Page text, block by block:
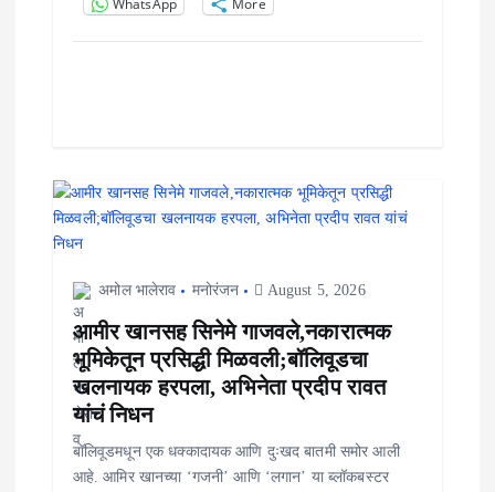
अमोल भालेराव मनोरंजन August 5, 2026
आमीर खानसह सिनेमे गाजवले,नकारात्मक
भूमिकेतून प्रसिद्धी मिळवली;बॉलिवूडचा
खलनायक हरपला, अभिनेता प्रदीप रावत
यांचं निधन
बॉलिवूडमधून एक धक्कादायक आणि दुःखद बातमी समोर आली
आहे. आमिर खानच्या ‘गजनी’ आणि ‘लगान’ या ब्लॉकबस्टर